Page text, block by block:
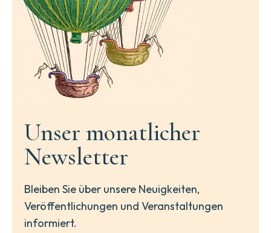
Unser monatlicher
Newsletter
Bleiben Sie über unsere Neuigkeiten,
Veröffentlichungen und Veranstaltungen
informiert.